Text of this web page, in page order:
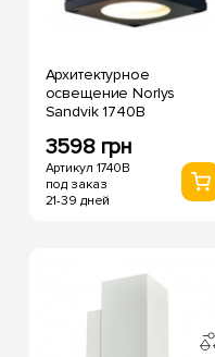
Архитектурное
освещение Norlys
Sandvik 1740B
3598 грн
Артикул 1740B
под заказ
21-39 дней